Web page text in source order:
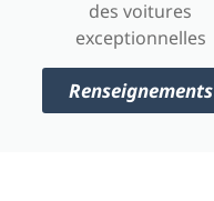
des voitures
exceptionnelles
Renseignements